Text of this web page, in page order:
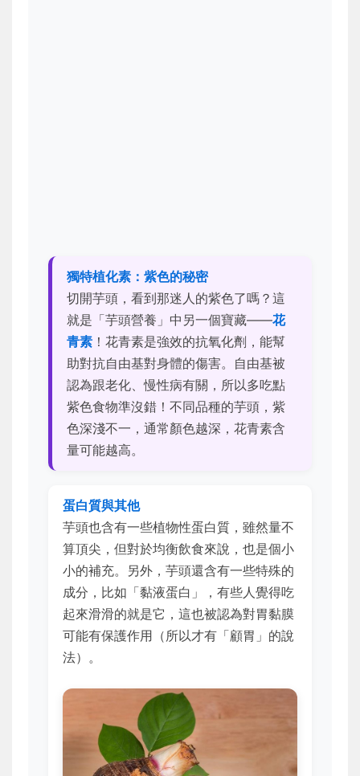
獨特植化素：紫色的秘密
切開芋頭，看到那迷人的紫色了嗎？這
就是「芋頭營養」中另一個寶藏——花
青素 ！花青素是強效的抗氧化劑，能幫
助對抗自由基對身體的傷害。自由基被
認為跟老化、慢性病有關，所以多吃點
紫色食物準沒錯！不同品種的芋頭，紫
色深淺不一，通常顏色越深，花青素含
量可能越高。
蛋白質與其他
芋頭也含有一些植物性蛋白質，雖然量不
算頂尖，但對於均衡飲食來說，也是個小
小的補充。另外，芋頭還含有一些特殊的
成分，比如「黏液蛋白」，有些人覺得吃
起來滑滑的就是它，這也被認為對胃黏膜
可能有保護作用（所以才有「顧胃」的說
法）。